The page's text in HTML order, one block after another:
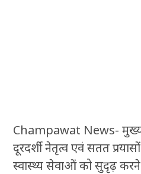
Champawat News-
दूरदर्शी नेतृत्व एवं सतत
स्वास्थ्य सेवाओं को सुदृढ़